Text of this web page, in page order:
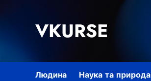
VKURSE
Людина Наука та природа